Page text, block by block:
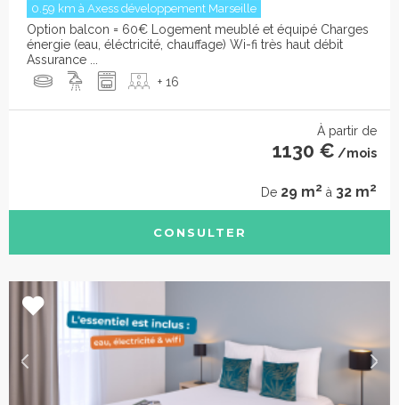
0.59 km à Axess développement Marseille
Option balcon = 60€ Logement meublé et équipé Charges
énergie (eau, éléctricité, chauffage) Wi-fi très haut débit
Assurance ...
+ 16
À partir de
1130 € /mois
De 29 m2 à 32 m2
CONSULTER